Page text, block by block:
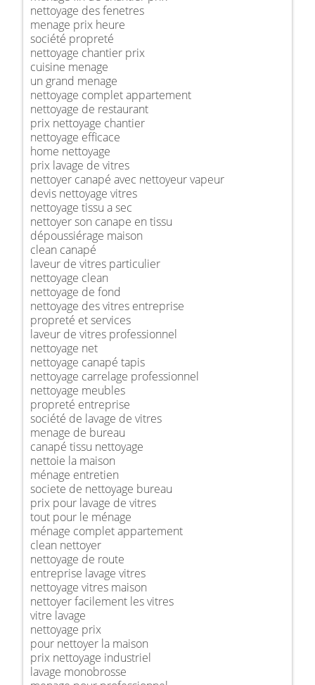
nettoyage des fenetres
menage prix heure
société propreté
nettoyage chantier prix
cuisine menage
un grand menage
nettoyage complet appartement
nettoyage de restaurant
prix nettoyage chantier
nettoyage efficace
home nettoyage
prix lavage de vitres
nettoyer canapé avec nettoyeur vapeur
devis nettoyage vitres
nettoyage tissu a sec
nettoyer son canape en tissu
dépoussiérage maison
clean canapé
laveur de vitres particulier
nettoyage clean
nettoyage de fond
nettoyage des vitres entreprise
propreté et services
laveur de vitres professionnel
nettoyage net
nettoyage canapé tapis
nettoyage carrelage professionnel
nettoyage meubles
propreté entreprise
société de lavage de vitres
menage de bureau
canapé tissu nettoyage
nettoie la maison
ménage entretien
societe de nettoyage bureau
prix pour lavage de vitres
tout pour le ménage
ménage complet appartement
clean nettoyer
nettoyage de route
entreprise lavage vitres
nettoyage vitres maison
nettoyer facilement les vitres
vitre lavage
nettoyage prix
pour nettoyer la maison
prix nettoyage industriel
lavage monobrosse